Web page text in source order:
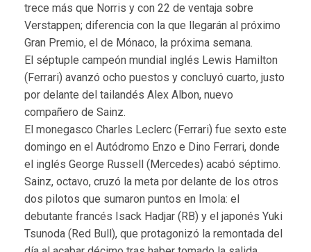
trece más que Norris y con 22 de ventaja sobre
Verstappen; diferencia con la que llegarán al próximo
Gran Premio, el de Mónaco, la próxima semana.
El séptuple campeón mundial inglés Lewis Hamilton
(Ferrari) avanzó ocho puestos y concluyó cuarto, justo
por delante del tailandés Alex Albon, nuevo
compañero de Sainz.
El monegasco Charles Leclerc (Ferrari) fue sexto este
domingo en el Autódromo Enzo e Dino Ferrari, donde
el inglés George Russell (Mercedes) acabó séptimo.
Sainz, octavo, cruzó la meta por delante de los otros
dos pilotos que sumaron puntos en Imola: el
debutante francés Isack Hadjar (RB) y el japonés Yuki
Tsunoda (Red Bull), que protagonizó la remontada del